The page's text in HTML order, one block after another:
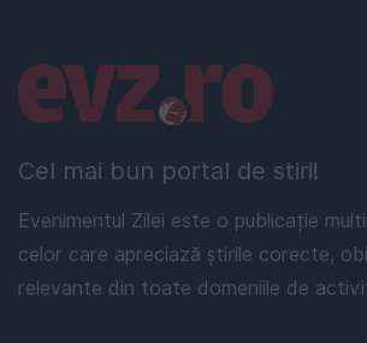
Cel mai bun portal de stiri!
Evenimentul Zilei este o publicație
celor care apreciază știrile corecte,
relevante din toate domeniile de
Linkuri utile